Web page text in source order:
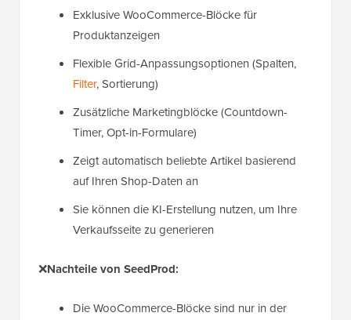
Exklusive WooCommerce-Blöcke für
Produktanzeigen
Flexible Grid-Anpassungsoptionen (Spalten,
Filter, Sortierung)
Zusätzliche Marketingblöcke (Countdown-
Timer, Opt-in-Formulare)
Zeigt automatisch beliebte Artikel basierend
auf Ihren Shop-Daten an
Sie können die KI-Erstellung nutzen, um Ihre
Verkaufsseite zu generieren
❌Nachteile von SeedProd:
Die WooCommerce-Blöcke sind nur in der